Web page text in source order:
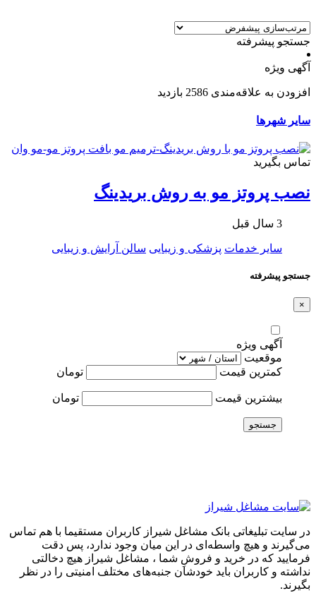
جستجو پیشرفته
آگهی ویژه
افزودن به علاقه‌مندی 2586 بازدید
سایر شهرها
تماس بگیرید
نصب پروتز مو به روش بریدینگ
3 سال قبل
سایر خدمات پزشکی و زیبایی سالن آرایش و زیبایی
جستجو پیشرفته
×
آگهی ویژه
موقعیت
کمترین قیمت
تومان
بیشترین قیمت تومان
جستجو
در سایت تبلیغاتی بانک مشاغل شیراز کاربران مستقیما با هم تماس
می‌گیرند و هیچ واسطه‌ای در این میان وجود ندارد، پس دقت
فرمایید که در خرید و فروشِ شما ، مشاغل شیراز هیچ دخالتی
نداشته و کاربران باید خودشان جنبه‌های مختلف امنیتی را در نظر
بگیرند.